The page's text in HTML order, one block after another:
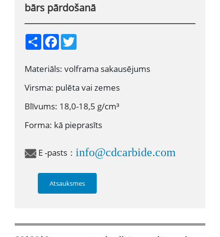
bārs pārdošanā
S
h
e
F
b
o
k
T
t
r
Materiāls: volframa sakausējums
Virsma: pulēta vai zemes
Blīvums: 18,0-18,5 g/cm³
Forma: kā pieprasīts
E -pasts： info@cdcarbide.com
Atsauksmes